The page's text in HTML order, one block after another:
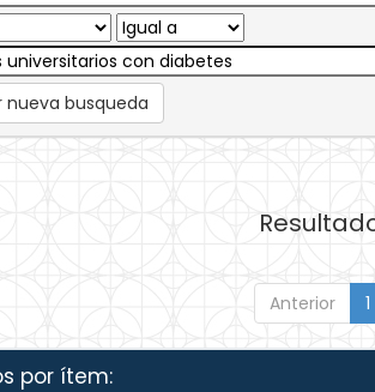
nueva busqueda
Anterior 1
por ítem: